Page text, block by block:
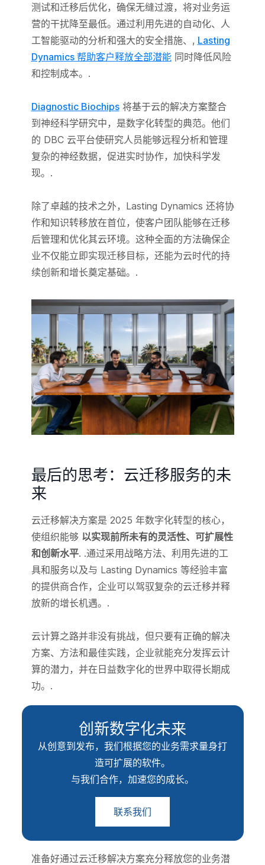
测试和迁移后优化，确保无缝过渡，将对业务运
营的干扰降至最低。通过利用先进的自动化、人
工智能驱动的分析和强大的安全措施、, Lasting
Dynamics 帮助客户释放全部潜能同时降低风险
和控制成本。.
Diagnostic Biochips将基于云的解决方案整合
到神经科学研究中，是数字化转型的典范。他们
的 DBC 云平台使研究人员能够远程分析和管理
复杂的神经数据，促进实时协作，加快科学发
现。.
除了卓越的技术之外，Lasting Dynamics 还将协
作和知识转移放在首位，使客户团队能够在迁移
后管理和优化其云环境。这种全面的方法确保企
业不仅能立即实现迁移目标，还能为云时代的持
续创新和增长奠定基础。.
最后的思考：云迁移服务的未
来
云迁移解决方案是 2025 年数字化转型的核心，
使组织能够 以实现前所未有的灵活性、可扩展性
和创新水平. .通过采用战略方法、利用先进的工
具和服务以及与 Lasting Dynamics 等经验丰富
的提供商合作，企业可以驾驭复杂的云迁移并释
放新的增长机遇。.
云计算之路并非没有挑战，但只要有正确的解决
方案、方法和最佳实践，企业就能充分发挥云计
算的潜力，并在日益数字化的世界中取得长期成
功。.
创新数字化未来
从创意到发布，我们根据您的业务需求量身打
造可扩展的软件。
与我们合作，加速您的成长。
联系我们
准备好通过云迁移解决方案充分释放您的业务潜